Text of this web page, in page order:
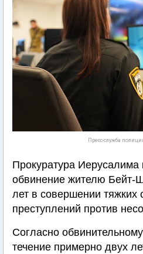
Пресс-служба
Прокуратура
обвинение жителю Бейт-
лет в совершении тяжких
преступлений против
Согласно
течение примерно двух